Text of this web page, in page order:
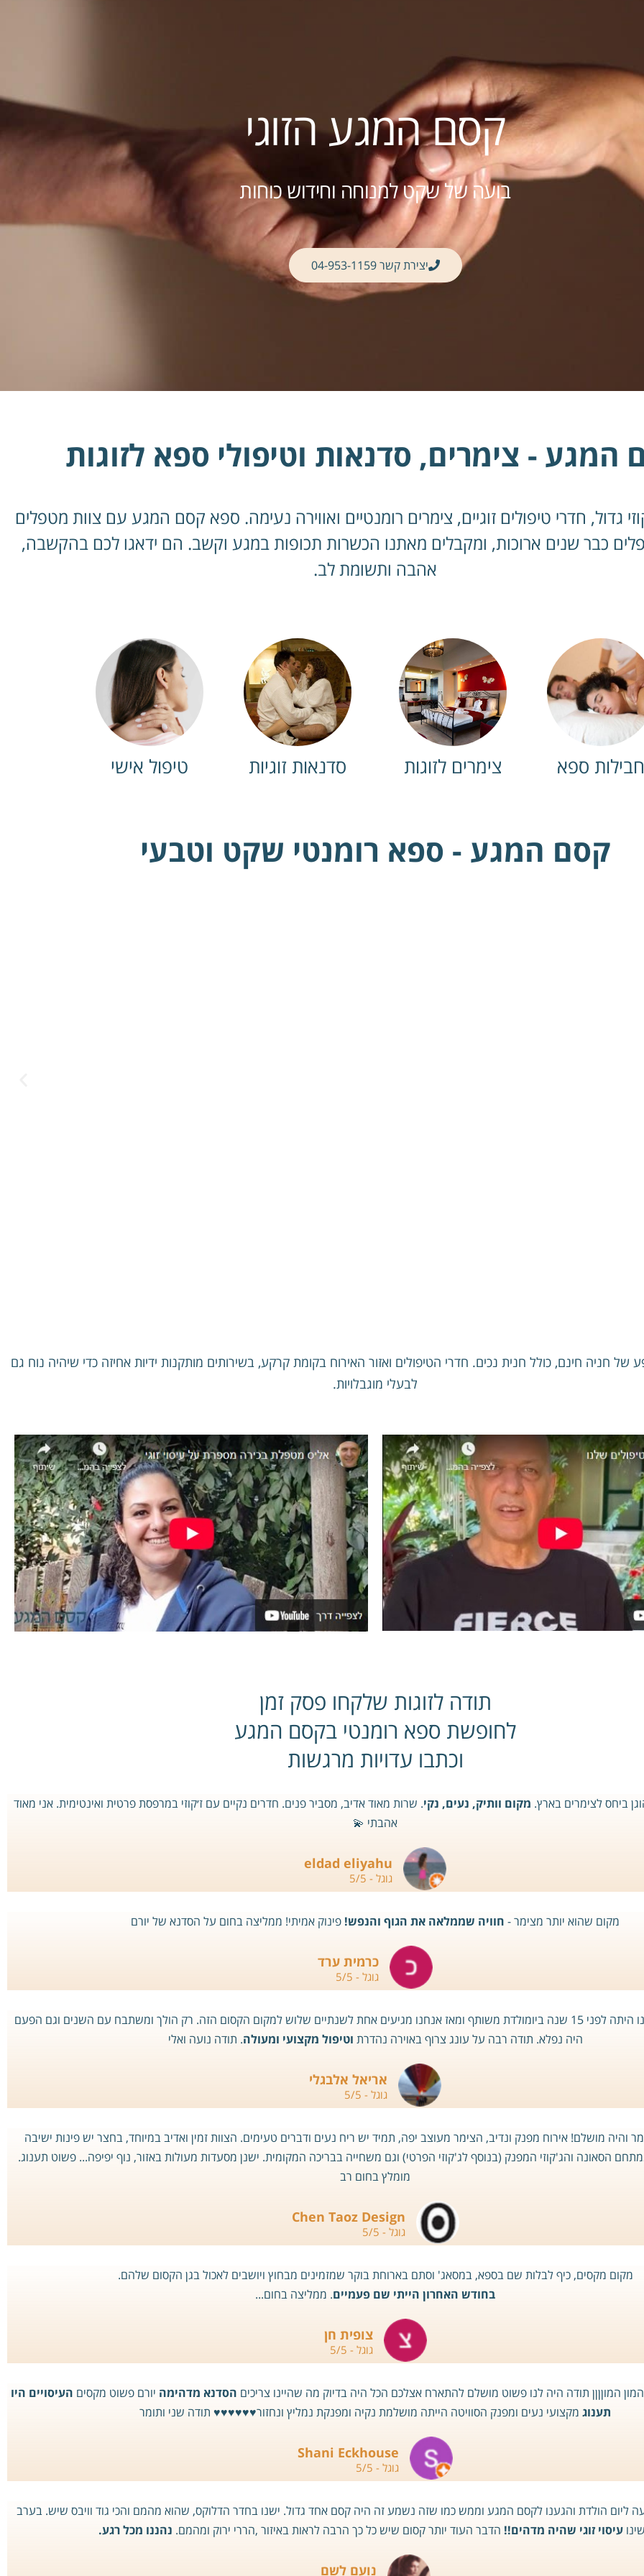
קסם המגע הזוגי
בועה של שקט למנוחה וחידוש כוחות
יצירת קשר 04-953-1159
המגע - צימרים, סדנאות וטיפולי ספא לזוגות
גדול, חדרי טיפולים זוגיים, צימרים רומנטיים ואווירה נעימה. ספא קסם המגע עם צוות מטפלים
כבר שנים ארוכות, ומקבלים מאתנו הכשרות תכופות במגע וקשב. הם ידאגו לכם בהקשבה,
אהבה ותשומת לב.
חבילות ספא צימרים לזוגות סדנאות זוגיות טיפול אישי
קסם המגע - ספא רומנטי שקט וטבעי
חניה חינם, כולל חנית נכים. חדרי הטיפולים ואזור האירוח בקומת קרקע, בשירותים מותקנות ידיות אחיזה כדי שיהיה נוח גם
לבעלי מוגבלויות.
תודה לזוגות שלקחו פסק זמן
לחופשת ספא רומנטי בקסם המגע
וכתבו עדויות מרגשות
ביחס לצימרים בארץ. מקום וותיק, נעים, נקי. שרות מאוד אדיב, מסביר פנים. חדרים נקיים עם ז׳קוזי במרפסת פרטית ואינטימית. אני מאוד
אהבתי 💫
eldad eliyahu
גוגל - 5/5
מקום שהוא יותר מצימר - חוויה שממלאה את הגוף והנפש! פינוק אמיתי! ממליצה בחום על הסדנא של יורם
כרמית ערד
גוגל - 5/5
הפעם הראשונה שלנו היתה לפני 15 שנה ביומולדת משותף ומאז אנחנו מגיעים אחת לשנתיים שלוש למקום הקסום הזה. רק הולך ומשתבח עם השנים וגם הפעם
היה נפלא. תודה רבה על עונג צרוף באוירה נהדרת וטיפול מקצועי ומעולה. תודה נועה ואלי
אריאל אלבגלי
גוגל - 5/5
בצימר והיה מושלם! אירוח מפנק ונדיב, הצימר מעוצב יפה, תמיד יש ריח נעים ודברים טעימים. הצוות זמין ואדיב במיוחד, בחצר יש פינות ישיבה
הסאונה והג'קוזי המפנק (בנוסף לג'קוזי הפרטי) וגם משחייה בבריכה המקומית. ישנן מסעדות מעולות באזור, נוף יפיפה... פשוט תענוג.
מומלץ בחום רב
Chen Taoz Design
גוגל - 5/5
מקום מקסים, כיף לבלות שם בספא, במסאג' וסתם בארוחת בוקר שמזמינים מבחוץ ויושבים לאכול בגן הקסום שלהם.
בחודש האחרון הייתי שם פעמיים. ממליצה בחום...
צופית חן
גוגל - 5/5
המוןןןן תודה היה לנו פשוט מושלם להתארח אצלכם הכל היה בדיוק מה שהיינו צריכים הסדנא מדהימה יורם פשוט מקסים העיסויים היו
תענוג מקצועי נעים ומפנק הסוויטה הייתה מושלמת נקיה ומפנקת נמליץ ונחזור♥️♥️♥️♥️♥️♥️ תודה שני ותומר
Shani Eckhouse
גוגל - 5/5
ליום הולדת והגענו לקסם המגע וממש כמו שזה נשמע זה היה קסם אחד גדול. ישנו בחדר הדלוקס, שהוא מהמם והכי גוד וויבס שיש. בערב
עיסוי זוגי שהיה מדהים!! הדבר העוד יותר קסום שיש כל כך הרבה לראות באיזור ,הררי ירוק ומהמם. נהננו מכל רגע.
נועם לשם